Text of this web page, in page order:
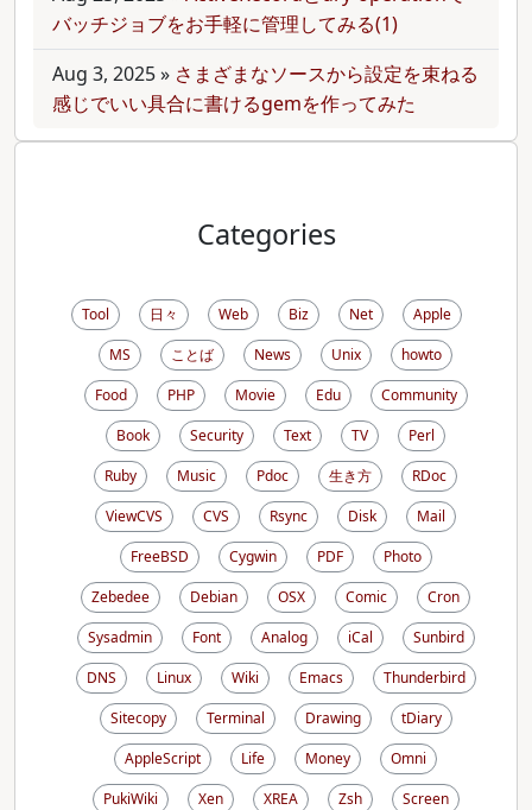
バッチジョブをお手軽に管理してみる(1)
Aug 3, 2025» さまざまなソースから設定を束ねる
感じでいい具合に書けるgemを作ってみた
Categories
Tool 日々 Web Biz Net
Apple
MS
ことば News Unix
howto
Food
PHP Movie Edu
Community
Book
Security Text TV
Perl
Ruby
Music Pdoc 生き方
RDoc
ViewCVS
CVS Rsync Disk
Mail
FreeBSD
Cygwin PDF
Photo
Zebedee
Debian OSX Comic
Cron
Sysadmin
Font Analog iCal
Sunbird
DNS
Linux Wiki Emacs
Thunderbird
Sitecopy
Terminal Drawing
tDiary
AppleScript
Life Money
Omni
PukiWiki
Xen XREA Zsh
Screen